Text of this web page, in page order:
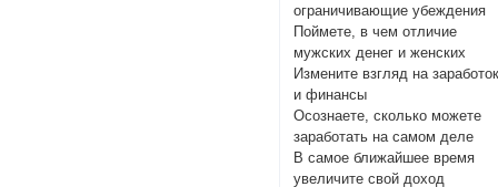
ограничивающие убеждения
Поймете, в чем отличие
мужских денег и женских
Измените взгляд на
и финансы
Осознаете, сколько можете
заработать на самом деле
В самое ближайшее время
увеличите свой доход